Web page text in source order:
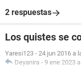
2 respuestas
Los quistes se
Yaresi123 - 24 jun 2016 a
Deyanira - 9 ene 2023